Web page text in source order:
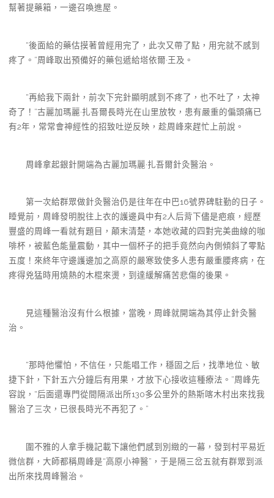
幫著提藥箱，一邊召喚進屋。
“後面給的藥估摸著曾經用完了，此次又帶了點，用完就不感到
疼了。”周峰取出預備好的藥包遞給塔依爾·王及。
“再給我下兩針，前次下完針顯明感到不疼了，也不吐了，太神
奇了！”古麗加瑪麗·扎吾爾長時光在山里放牧，患有嚴重的偏頭痛已
有2年，常常會神經性的招致吐逆反映，趁周峰來趕忙上前說。
周峰拿起銀針開端為古麗加瑪麗·扎吾爾針灸醫治。
第一次給群眾做針灸醫治仍是往年在中巴16號界碑駐勤的日子。
睡覺前，周峰發明脫往上衣的護邊員中有2人后背下儘是疤痕，經歷
豐盛的周峰一看就有題目，顛末清楚，本她收藏的四對完美曲線的咖
啡杯，被藍色能量震動，其中一個杯子的把手竟然向內側傾斜了零點
五度！來終年守邊護邊加之高原的嚴寒致使多人患有嚴重腰疼病，在
疼得兇猛時用燒熱的木棍來燙，到達緩解痛苦悲傷的後果。
見這種醫治沒有什么根據，當晚，周峰就開端為其停止針灸醫
治。
“那時他懼怕，不信任，只能唱工作，穩固之后，找準地位、敏
捷下針，下針五六分鐘后有用果，才放下心接收這種療法。”周峰先
容說，“后面還專門從間隔派出所130多公里外的熱斯喀木村出來找我
醫治了三次，已很長時光不再犯了。”
圍不雅的人拿手機記載下讓他們感到別緻的一幕，發到村平易近
微信群，大師都稱周峰是“高原小神醫”，于是隔三岔五就有群眾到派
出所來找周峰醫治。